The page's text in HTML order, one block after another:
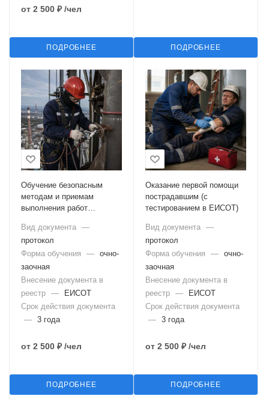
от 2 500 ₽ /чел
ПОДРОБНЕЕ ПОДРОБНЕЕ
Обучение безопасным
методам и приемам
выполнения работ
которым предъявляются
дополнительные
требования в соответствии
с нормативными
правовыми актами (с
тестированием в ЕИСОТ)
Вид документа —
протокол
Форма обучения
— очно-
заочная
Внесение документа в
реестр —
ЕИСОТ
Срок действия документа
— 3 года
от 2 500 ₽ /чел
ПОДРОБНЕЕ
Оказание первой помощи
пострадавшим (с
тестированием в ЕИСОТ)
Вид документа —
протокол
Форма обучения
— очно-
заочная
Внесение документа в
реестр —
ЕИСОТ
Срок действия документа
— 3 года
от 2 500 ₽ /чел
ПОДРОБНЕЕ